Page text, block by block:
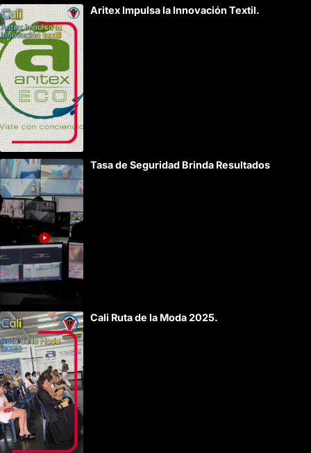
Aritex Impulsa la Innovación Textil.
Tasa de Seguridad Brinda Resultados
Cali Ruta de la Moda 2025.